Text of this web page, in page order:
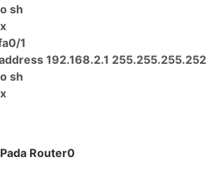
sh
1
192.168.2.1 255.255.255.252
sh
Router0